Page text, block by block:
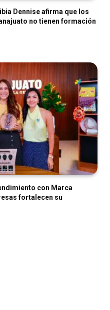
Dennise afirma que los
no tienen formación
con Marca
fortalecen su